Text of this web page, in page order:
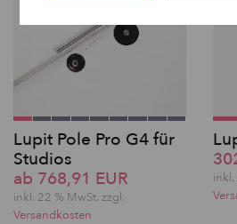
Lupit Pole Pro G4 für
Studios
ab 768,91 EUR
inkl. 22 % MwSt. zzgl.
Versandkosten
inkl.